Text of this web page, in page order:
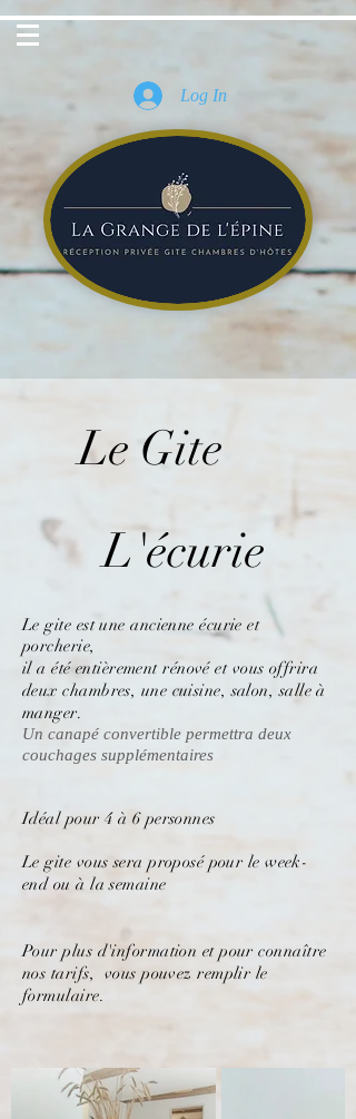
Log In
Le Gite
L'écurie
Le gite est une ancienne écurie et
porcherie,
il a étéentièrementrénové et vous offrira
deux chambres, une cuisine, salon, salle à
manger.
Un canapé convertible permettra deux
couchages supplémentaires
Idéal pour 4 à 6 personnes
Le gite vous seraproposépour le week-
end ou à la semaine
Pour plus d'information et pour connaître
nos tarifs, vous pouvez remplir le
formulaire.